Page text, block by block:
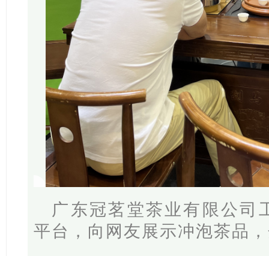
广东冠茗堂茶业有限公司
平台，向网友展示冲泡茶品